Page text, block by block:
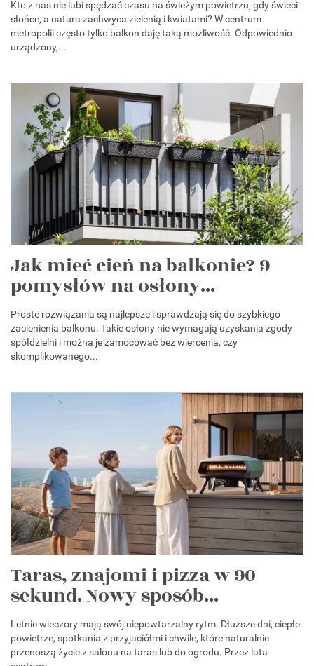
Kto z nas nie lubi spędzać czasu na świeżym powietrzu, gdy świeci
słońce, a natura zachwyca zielenią i kwiatami? W centrum
metropolii często tylko balkon daję taką możliwość. Odpowiednio
urządzony,...
Jak mieć cień na balkonie? 9
pomysłów na osłony...
Proste rozwiązania są najlepsze i sprawdzają się do szybkiego
zacienienia balkonu. Takie osłony nie wymagają uzyskania zgody
spółdzielni i można je zamocować bez wiercenia, czy
skomplikowanego...
Taras, znajomi i pizza w 90
sekund. Nowy sposób...
Letnie wieczory mają swój niepowtarzalny rytm. Dłuższe dni, ciepłe
powietrze, spotkania z przyjaciółmi i chwile, które naturalnie
przenoszą życie z salonu na taras lub do ogrodu. Przez lata